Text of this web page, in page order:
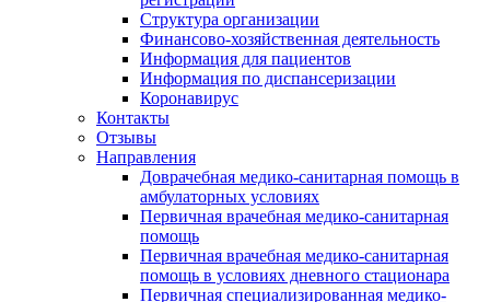
Структура организации
Финансово-хозяйственная деятельность
Информация для пациентов
Информация по диспансеризации
Коронавирус
Контакты
Отзывы
Направления
Доврачебная медико-санитарная помощь в
амбулаторных условиях
Первичная врачебная медико-санитарная
помощь
Первичная врачебная медико-санитарная
помощь в условиях дневного стационара
Первичная специализированная медико-